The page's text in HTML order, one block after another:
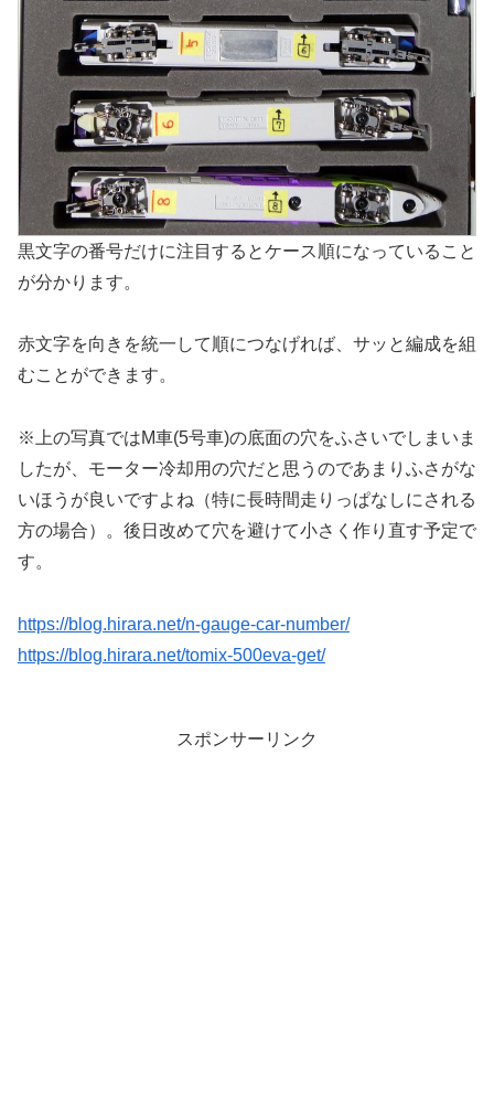
黒文字の番号だけに注目するとケース順になっていること
が分かります。
赤文字を向きを統一して順につなげれば、サッと編成を組
むことができます。
※上の写真ではM車(5号車)の底面の穴をふさいでしまいま
したが、モーター冷却用の穴だと思うのであまりふさがな
いほうが良いですよね（特に長時間走りっぱなしにされる
方の場合）。後日改めて穴を避けて小さく作り直す予定で
す。
https://blog.hirara.net/n-gauge-car-number/
https://blog.hirara.net/tomix-500eva-get/
スポンサーリンク